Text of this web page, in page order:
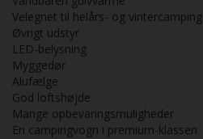
Velegnet til helårs- og vintercamping
Øvrigt udstyr
LED-belysning
Myggedør
Alufælge
God loftshøjde
Mange opbevaringsmuligheder
En campingvogn i premium-klassen